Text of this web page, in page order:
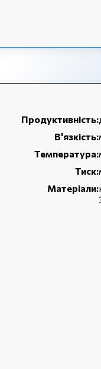
Продуктивність:
В'язкість:
Температура:
Тиск:
Матеріали: